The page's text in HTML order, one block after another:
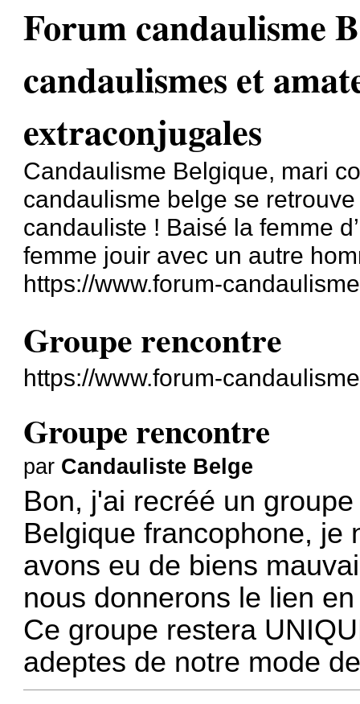
Forum candaulisme
candaulismes et
extraconjugales
Candaulisme Belgique, mari
candaulisme belge se
candauliste ! Baisé la femme
femme jouir avec un autre
https://www.forum-
Groupe rencontre
https://www.forum-
Groupe rencontre
par Candauliste Belge
Bon, j'ai recréé un
Belgique francophone, je
avons eu de biens
nous donnerons le lien
Ce groupe restera
adeptes de notre mode